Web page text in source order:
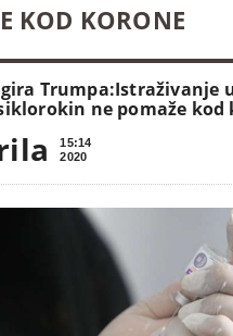
KOD KORONE
Trumpa:Istraživanje
ne pomaže kod
15:14
2020